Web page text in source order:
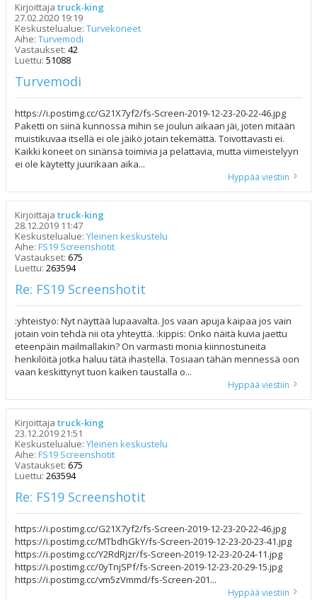
Kirjoittaja truck-king
27.02.2020 19:19
Keskustelualue: Turvekoneet
Aihe: Turvemodi
Vastaukset: 42
Luettu: 51088
Turvemodi
https://i.postimg.cc/G21X7yf2/fs-Screen-2019-12-23-20-22-46.jpg
Paketti on siinä kunnossa mihin se joulun aikaan jäi, joten mitään
muistikuvaa itsellä ei ole jäikö jotain tekemättä. Toivottavasti ei.
Kaikki koneet on sinänsä toimivia ja pelattavia, mutta viimeistelyyn
ei ole käytetty juurikaan aika...
Hyppää viestiin
Kirjoittaja truck-king
28.12.2019 11:47
Keskustelualue: Yleinen keskustelu
Aihe: FS19 Screenshotit
Vastaukset: 675
Luettu: 263594
Re: FS19 Screenshotit
:yhteistyö: Nyt näyttää lupaavalta. Jos vaan apuja kaipaa jos vain
jotain voin tehdä nii ota yhteyttä. :kippis: Onko näitä kuvia jaettu
eteenpäin mailmallakin? On varmasti monia kiinnostuneita
henkilöitä jotka haluu tätä ihastella. Tosiaan tähän mennessä oon
vaan keskittynyt tuon kaiken taustalla o...
Hyppää viestiin
Kirjoittaja truck-king
23.12.2019 21:51
Keskustelualue: Yleinen keskustelu
Aihe: FS19 Screenshotit
Vastaukset: 675
Luettu: 263594
Re: FS19 Screenshotit
https://i.postimg.cc/G21X7yf2/fs-Screen-2019-12-23-20-22-46.jpg
https://i.postimg.cc/MTbdhGkY/fs-Screen-2019-12-23-20-23-41.jpg
https://i.postimg.cc/Y2RdRjzr/fs-Screen-2019-12-23-20-24-11.jpg
https://i.postimg.cc/0yTnjSPf/fs-Screen-2019-12-23-20-29-15.jpg
https://i.postimg.cc/vm5zVmmd/fs-Screen-201...
Hyppää viestiin